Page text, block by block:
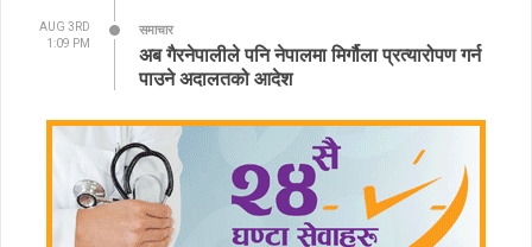
AUG 3RD
1:09 PM
समाचार
अब गैरनेपालीले पनि नेपालमा मिर्गौला प्रत्यारोपण गर्न
पाउने अदालतको आदेश